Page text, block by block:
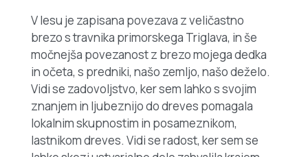
V lesu je zapisana povezava z veličastno
brezo s travnika primorskega Triglava, in še
močnejša povezanost z brezo mojega dedka
in očeta, s predniki, našo zemljo, našo deželo.
Vidi se zadovoljstvo, ker sem lahko s svojim
znanjem in ljubeznijo do dreves pomagala
lokalnim skupnostim in posameznikom,
lastnikom dreves. Vidi se radost, ker sem se